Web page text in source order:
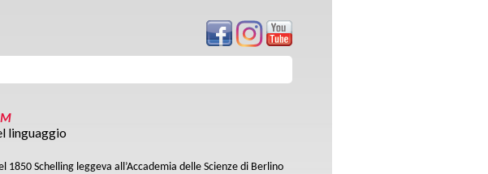
linguaggio
1850 Schelling leggeva all’Accademia delle Scienze di Berlino